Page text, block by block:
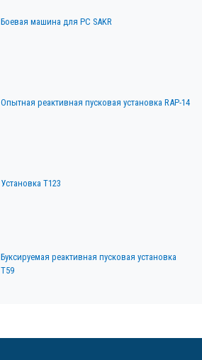
Боевая машина для РС SAKR
Опытная реактивная пусковая установка RAP-14
Установка Т123
Буксируемая реактивная пусковая установка
Т59